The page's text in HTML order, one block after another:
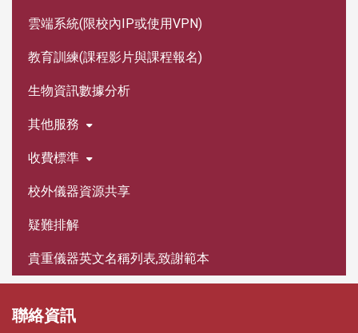
雲端系統(限校內IP或使用VPN)
教育訓練(課程影片與課程報名)
生物資訊數據分析
其他服務
收費標準
校外儀器資源共享
疑難排解
貴重儀器英文名稱列表,致謝範本
聯絡資訊